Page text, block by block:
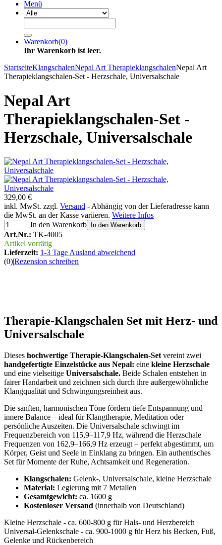
Menü
Warenkorb(0)
Ihr Warenkorb ist leer.
StartseiteKlangschalenNepal Art TherapieklangschalenNepal Art
Therapieklangschalen-Set - Herzschale, Universalschale
Nepal Art
Therapieklangschalen-Set -
Herzschale, Universalschale
329,00 €
inkl. MwSt. zzgl. Versand - Abhängig von der Lieferadresse kann
die MwSt. an der Kasse variieren. Weitere Infos
In den Warenkorb
In den Warenkorb
Art.Nr.: TK-4005
Artikel vorrätig
Lieferzeit: 1-3 Tage Ausland abweichend
(0)|Rezension schreiben
Therapie-Klangschalen Set mit Herz- und
Universalschale
Dieses hochwertige Therapie-Klangschalen-Set vereint zwei
handgefertigte Einzelstücke aus Nepal: eine kleine Herzschale
und eine vielseitige Universalschale. Beide Schalen entstehen in
fairer Handarbeit und zeichnen sich durch ihre außergewöhnliche
Klangqualität und Schwingungsreinheit aus.
Die sanften, harmonischen Töne fördern tiefe Entspannung und
innere Balance – ideal für Klangtherapie, Meditation oder
persönliche Auszeiten. Die Universalschale schwingt im
Frequenzbereich von 115,9–117,9 Hz, während die Herzschale
Frequenzen von 162,9–166,9 Hz erzeugt – perfekt abgestimmt, um
Körper, Geist und Seele in Einklang zu bringen. Ein authentisches
Set für Momente der Ruhe, Achtsamkeit und Regeneration.
Klangschalen: Gelenk-, Universalschale, kleine Herzschale
Material: Legierung mit 7 Metallen
Gesamtgewicht: ca. 1600 g
Kostenloser Versand (innerhalb von Deutschland)
Kleine Herzschale - ca. 600-800 g für Hals- und Herzbereich
Universal-Gelenkschale - ca. 900-1000 g für Herz bis Becken, Fuß,
Gelenke und Rückenbereich